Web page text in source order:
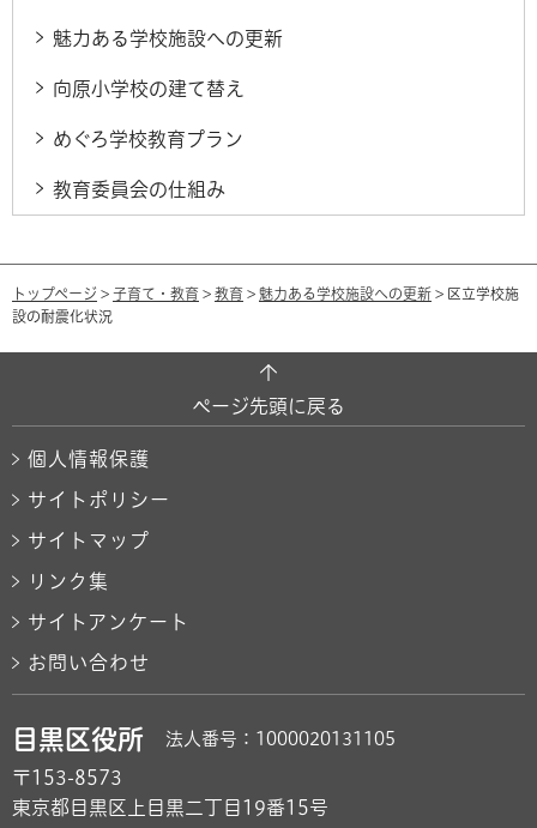
魅力ある学校施設への更新
向原小学校の建て替え
めぐろ学校教育プラン
教育委員会の仕組み
トップページ > 子育て・教育 > 教育 > 魅力ある学校施設への更新 > 区立学校施
設の耐震化状況
ページ先頭に戻る
個人情報保護
サイトポリシー
サイトマップ
リンク集
サイトアンケート
お問い合わせ
目黒区役所 法人番号：1000020131105
〒153-8573
東京都目黒区上目黒二丁目19番15号